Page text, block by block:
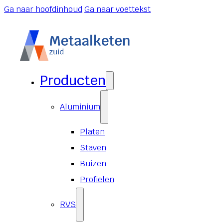
Ga naar hoofdinhoudGa naar voettekst
Producten
Aluminium
Platen
Staven
Buizen
Profielen
RVS